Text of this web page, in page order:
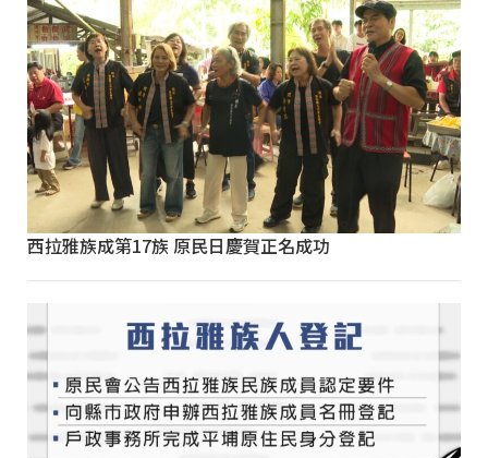
西拉雅族成第17族 原民日慶賀正名成功